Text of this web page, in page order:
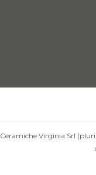
Ceramiche Virginia Srl